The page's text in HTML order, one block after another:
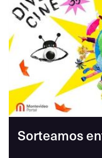
Sorteamos